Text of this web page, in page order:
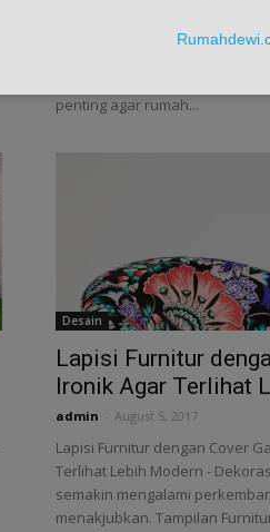
Langkah Mudah Memilih
penting agar rumah...
Desain
Lapisi Furnitur
Ironik Agar Terlihat
admin August 5, 2017
Lapisi Furnitur dengan Cover
Terlihat Lebih Modern -
semakin mengalami
menakjubkan. Tampilan